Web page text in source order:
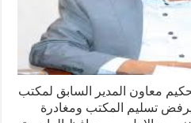
معاون المدير السابق لمكتب
تسليم المكتب ومغادرة